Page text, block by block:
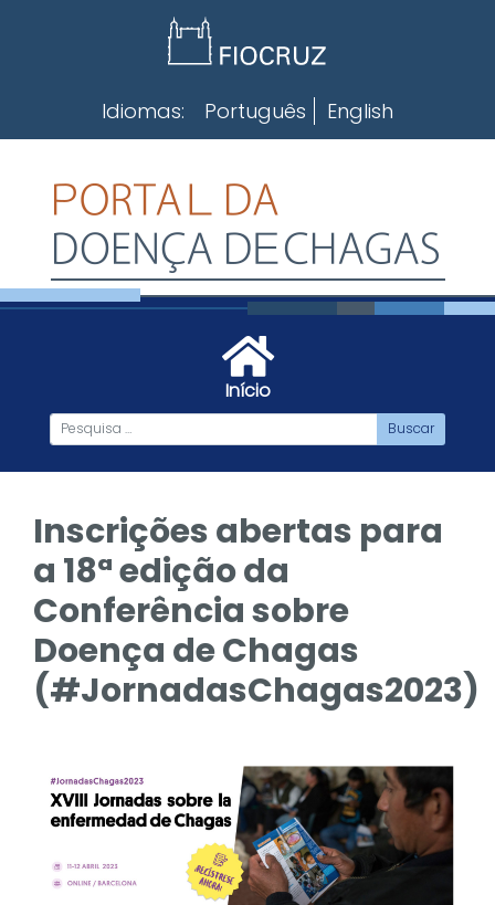
Idiomas: Português English
Início
Inscrições abertas para
a 18ª edição da
Conferência sobre
Doença de Chagas
(#JornadasChagas2023)